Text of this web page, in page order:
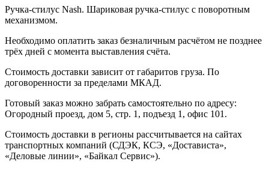
Ручка-стилус Nash. Шариковая ручка-стилус с поворотным
механизмом.
Необходимо оплатить заказ безналичным расчётом не позднее
трёх дней с момента выставления счёта.
Стоимость доставки зависит от габаритов груза. По
договоренности за пределами МКАД.
Готовый заказ можно забрать самостоятельно по адресу:
Огородный проезд, дом 5, стр. 1, подъезд 1, офис 101.
Стоимость доставки в регионы рассчитывается на сайтах
транспортных компаний (СДЭК, КСЭ, «Достависта»,
«Деловые линии», «Байкал Сервис»).